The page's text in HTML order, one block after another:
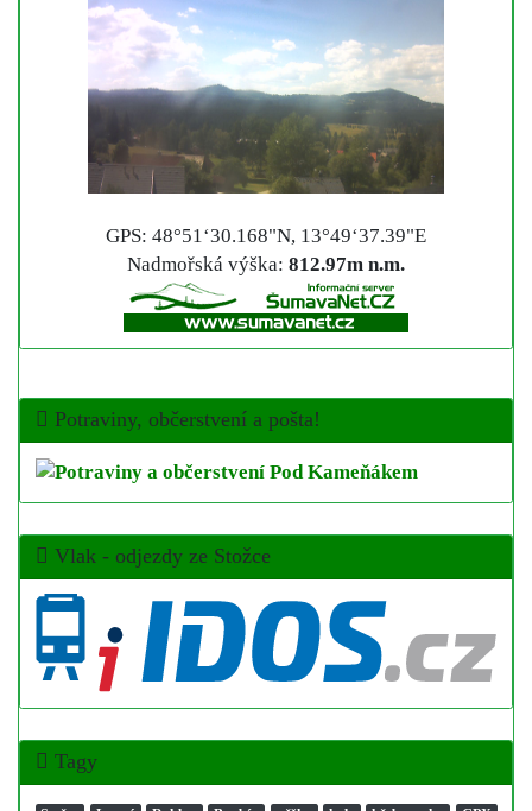
GPS: 48°51‘30.168"N, 13°49‘37.39"E
Nadmořská výška: 812.97m n.m.
Potraviny, občerstvení a pošta!
Vlak - odjezdy ze Stožce
Tagy